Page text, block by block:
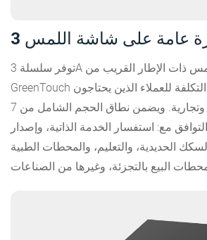
توفر سلسلة 3A من شاشات اللمس ذات الإطار القريب من
GreenTouch حلولاً فعالة من حيث التكلفة للعملاء الذين يحتاجون
إلى لمسة صناعية وتجارية. ويضمن نطاق الحجم الشامل من 7
27 بوصة التوافق مع: استفسار الخدمة الذاتية، وإصدار
الحديدية، والتعليم، والمحطات الطبية